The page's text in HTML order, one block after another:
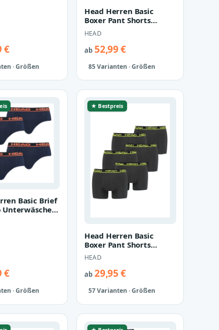
€
· Größen
Head Herren Basic
Boxer Pant Shorts
Unterwäsche Unterhose
12 er Pack
HEAD
ab52,99 €
85 Varianten · Größen
Basic Brief
Unterwäsche
4 er Pack
€
· Größen
★ Bestpreis
Head Herren Basic
Boxer Pant Shorts
Unterwäsche Unterhose
6 er Pack
HEAD
ab29,95 €
57 Varianten · Größen